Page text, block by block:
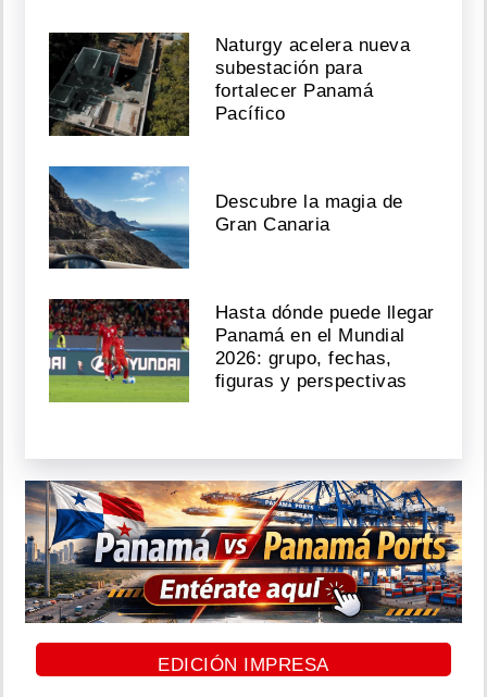
Naturgy acelera nueva
subestación para
fortalecer Panamá
Pacífico
Descubre la magia de
Gran Canaria
Hasta dónde puede llegar
Panamá en el Mundial
2026: grupo, fechas,
figuras y perspectivas
EDICIÓN IMPRESA